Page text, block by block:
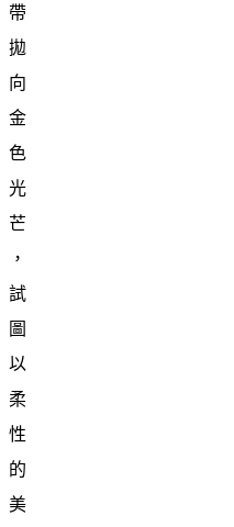
帶
拋
向
金
色
光
芒
，
試
圖
以
柔
性
的
美